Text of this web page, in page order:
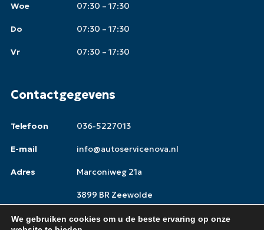
Woe 07:30 – 17:30
Do 07:30 – 17:30
Vr 07:30 – 17:30
Contactgegevens
Telefoon 036-5227013
E-mail info@autoservicenova.nl
Adres Marconiweg 21a
3899 BR Zeewolde
We gebruiken cookies om u de beste ervaring op onze